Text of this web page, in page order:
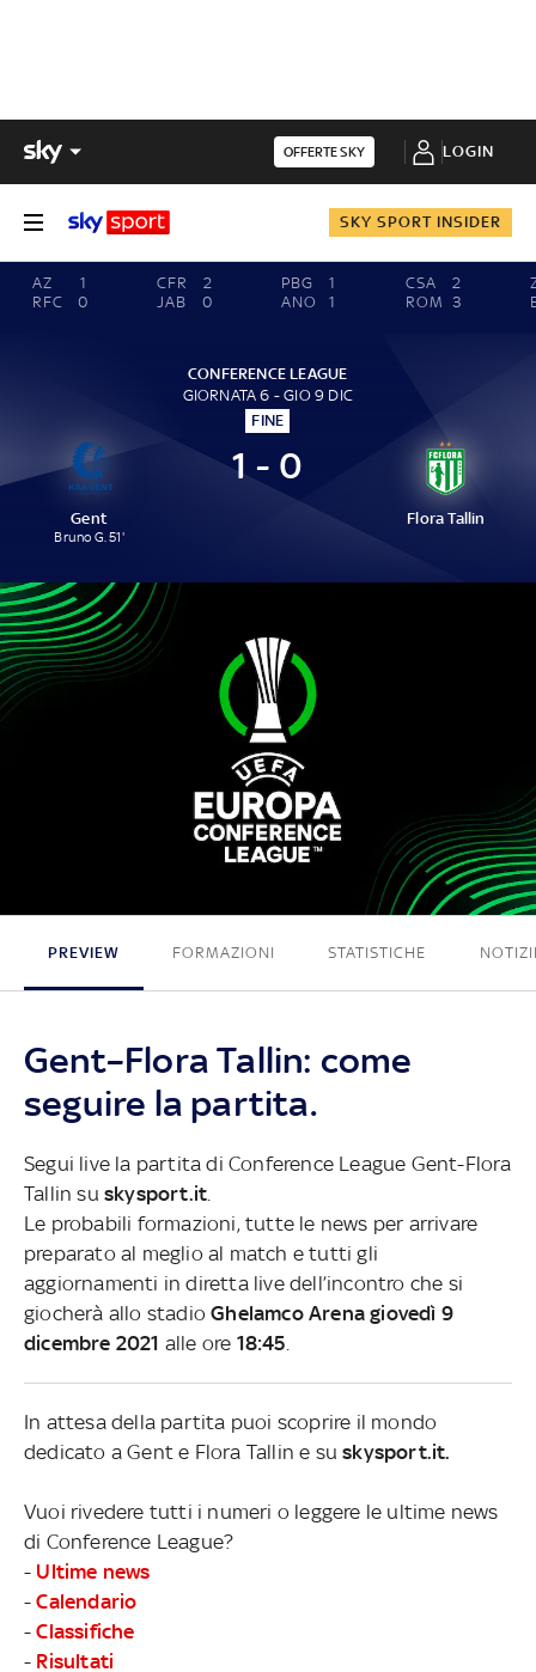
OFFERTE SKY LOGIN
SKY SPORT INSIDER
AZ
1
RFC
0
CFR
2
JAB
0
PBG
1
ANO
1
CSA
2
ROM 3
CONFERENCE LEAGUE
GIORNATA 6 - GIO 9 DIC
FINE
Gent
Bruno G. 51'
1 - 0
Flora Tallin
1 - 0
PREVIEW FORMAZIONI STATISTICHE
Gent–Flora Tallin: come
seguire la partita.
Segui live la partita di Conference League Gent-Flora
Tallin su skysport.it
Le probabili formazioni, tutte le news per arrivare
preparato al meglio al match e tutti gli
aggiornamenti in diretta live dell’incontro che si
giocherà allo stadioGhelamco Arena giovedì 9
dicembre 2021 alle ore 18:45
In attesa della partita puoi scoprire il mondo
dedicato a Gent e Flora Tallin e suskysport.it.
Vuoi rivedere tutti i numeri o leggere le ultime news
di Conference League?
- Ultime news
-Calendario
-Classifiche
- Risultati